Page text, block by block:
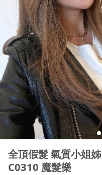
全頂假髮 氣質小姐
C0310 魔髮樂